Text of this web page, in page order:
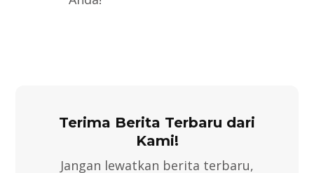
Terima Berita Terbaru dari
Kami!
Jangan lewatkan berita terbaru,